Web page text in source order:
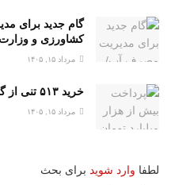
گام جدید برای
کشاورزی و
مرداد ۱۵, ۱۴۰۵
خرید ۵۱۳ تنی از گندم کاران گیلانی
مرداد ۱۵, ۱۴۰۵
لطفا وارد شوید برای بحث